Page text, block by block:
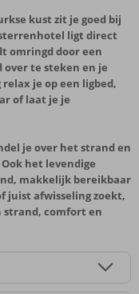
kust zit je goed bij
ligt direct
omringd door een
over te steken en je
je op een ligbed,
of laat je je
je over het strand en
het levendige
makkelijk bereikbaar
juist afwisseling zoekt,
strand, comfort en